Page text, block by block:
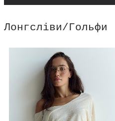
Лонгсліви/Гольфи